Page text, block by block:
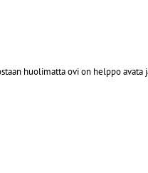
huolimatta ovi on helppo avata